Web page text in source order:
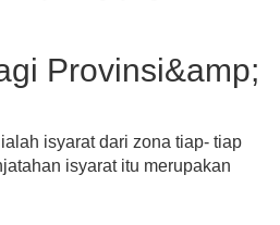
Provinsi&amp;
isyarat dari zona tiap- tiap
isyarat itu merupakan